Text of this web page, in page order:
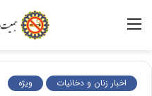
اخبار زنان و دخانیات ویژه